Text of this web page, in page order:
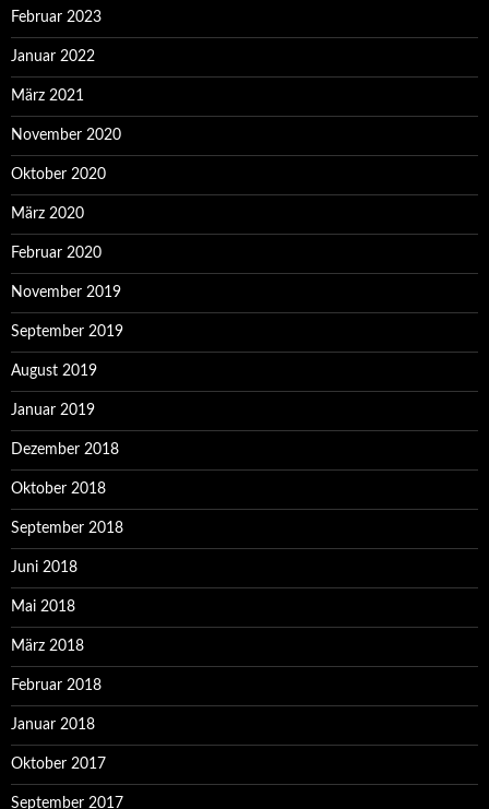
Februar 2023
Januar 2022
März 2021
November 2020
Oktober 2020
März 2020
Februar 2020
November 2019
September 2019
August 2019
Januar 2019
Dezember 2018
Oktober 2018
September 2018
Juni 2018
Mai 2018
März 2018
Februar 2018
Januar 2018
Oktober 2017
September 2017